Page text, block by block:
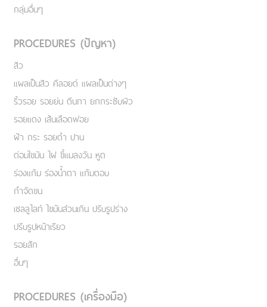
กลุ่มอื่นๆ
PROCEDURES (ปัญหา)
สิว
แผลเป็นสิว คีลอยด์ แผลเป็นต่างๆ
ริ้วรอย รอยย่น ตีนกา ยกกระชับผิว
รอยแดง เส้นเลือดฟอย
ฝ้า กระ รอยดำ ปาน
ต่อมไขมัน ไฝ ขี้แมลงวัน หูด
ร่องแก้ม ร่องน้ำตา แก้มตอบ
กำจัดขน
เชลลูไลท์ ไขมันส่วนเกิน ปรับรูปร่าง
ปรับรูปหน้าเรียว
รอยสัก
อื่นๆ
PROCEDURES (เครื่องมือ)